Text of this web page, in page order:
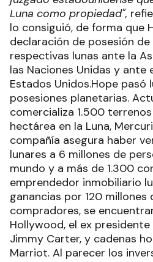
Luna como propiedad",
lo consiguió, de forma que
declaración de posesión
respectivas lunas ante la
las Naciones Unidas y ante
Estados Unidos.Hope pasó
posesiones planetarias.
comercializa 1.500
hectárea en la Luna,
compañía asegura haber
lunares a 6 millones de
mundo y a más de 1.300
emprendedor inmobiliario
ganancias por 120 millones
compradores, se
Hollywood, el ex
Jimmy Carter, y cadenas
Marriot. Al parecer los